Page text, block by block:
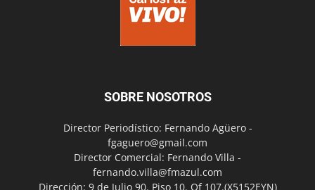
SOBRE NOSOTROS
Director Periodístico: Fernando Agüero -
fgaguero@gmail.com
Director Comercial: Fernando Villa -
fernando.villa@fmazul.com
Dirección: 9 de Julio 90. Piso 10. Of 107.(X5152EYN)